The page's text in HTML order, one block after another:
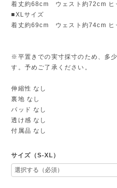
着丈約68cm ウェスト約72cm
■XLサイズ
着丈約69cm ウェスト約74cm
※平置きでの実寸採寸のため、多
す。予めご了承ください。
伸縮性 なし
裏地 なし
パッド なし
透け感 なし
付属品 なし
サイズ（S-XL）